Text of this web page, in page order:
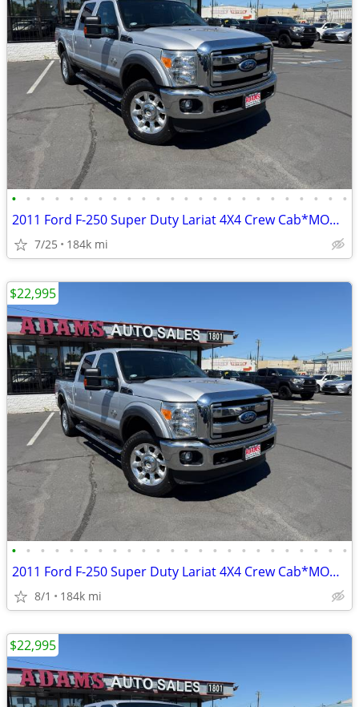
• • • • • • • • • • • • • • • • • • • • • • • •
2011 Ford F-250 Super Duty Lariat 4X4 Crew Cab*MOONROOF*RR CAMERA*NAVI
7/25 184k mi
• • • • • • • • • • • • • • • • • • • • • • • •
2011 Ford F-250 Super Duty Lariat 4X4 Crew Cab*MOONROOF*RR CAMERA*NAVI
8/1 184k mi
$22,995
$22,995